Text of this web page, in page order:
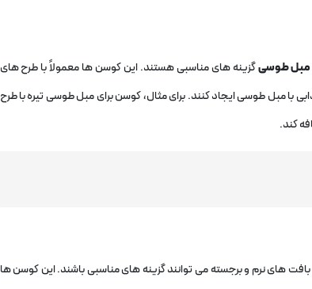
مبل طوسیگزینه‌ های مناسبی هستند. این کوسن‌ ها معمولاً با طرح‌ های
با مبل طوسی ایجاد کنند. برای مثال، کوسن برای مبل طوسی تیره با طرح
کند.
‌های نرم و برجسته می ‌توانند گزینه‌ های مناسبی باشند. این کوسن ‌ها